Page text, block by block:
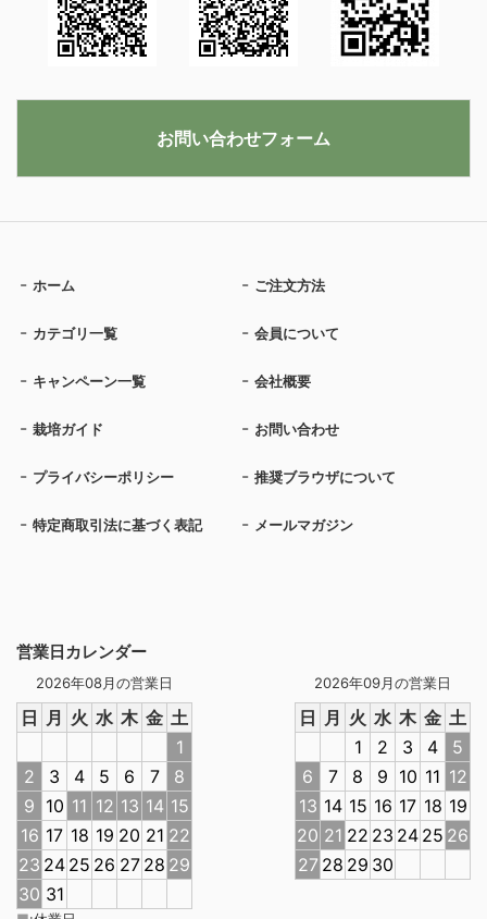
営業日カレンダー
2026年08月の営業日
日 月 火 水 木 金 土
1
2
3 4 5 6 7
8
9 10 11 12 13 14 15
16 17 18 19 20 21 22
23 24 25 26 27 28 29
30 31
2026年09月の営業日
日 月 火 水 木 金 土
1
2 3 4
5
6
7 8 9 10 11 12
13 14 15 16 17 18 19
20 21 22 23 24 25 26
27 28 29 30
ホーム ご注文方法
カテゴリ一覧 会員について
キャンペーン一覧 会社概要
栽培ガイド お問い合わせ
プライバシーポリシー 推奨ブラウザについて
特定商取引法に基づく表記 メールマガジン
お問い合わせフォーム